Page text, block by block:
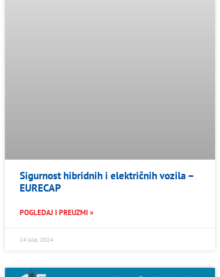
Sigurnost hibridnih i električnih vozila –
EURECAP
POGLEDAJ I PREUZMI »
24 Jula, 2024